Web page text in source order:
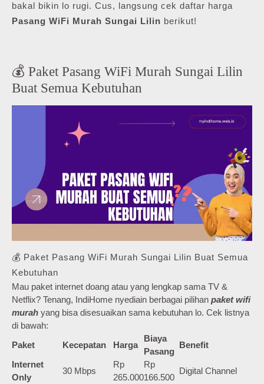
bakal bikin lo rugi. Cus, langsung cek daftar harga
Pasang WiFi Murah Sungai Lilin berikut!
💰 Paket Pasang WiFi Murah Sungai Lilin
Buat Semua Kebutuhan
💰 Paket Pasang WiFi Murah Sungai Lilin Buat Semua
Kebutuhan
Mau paket internet doang atau yang lengkap sama TV &
Netflix? Tenang, IndiHome nyediain berbagai pilihan paket wifi
murah yang bisa disesuaikan sama kebutuhan lo. Cek listnya
di bawah:
Paket
Kecepatan Harga
Biaya
Pasang
Benefit
Internet
Only
30 Mbps
Rp
265.000
Rp
166.500
Digital Channel